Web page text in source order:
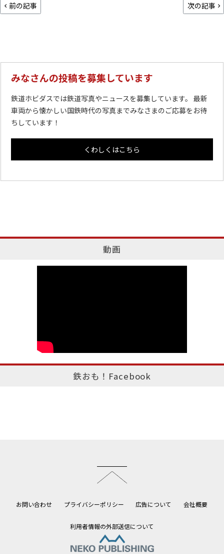
前の記事 次の記事
みなさんの投稿を募集しています
鉄道ホビダスでは鉄道写真やニュースを募集しています。 最新
車両から懐かしい国鉄時代の写真までみなさまのご応募をお待
ちしています！
くわしくはこちら
動画
鉄おも！Facebook
お問い合わせ プライバシーポリシー 広告について 会社概要
利用者情報の外部送信について